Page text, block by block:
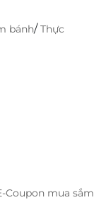
bánh/Thực
Coupon mua sắm